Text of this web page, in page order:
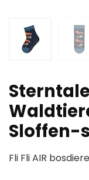
Sloffen-
Fli Fli AIR